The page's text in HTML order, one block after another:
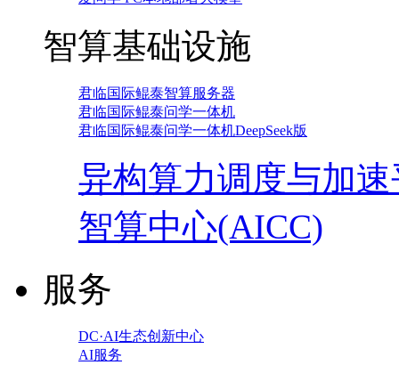
智算基础设施
君临国际鲲泰智算服务器
君临国际鲲泰问学一体机
君临国际鲲泰问学一体机DeepSeek版
异构算力调度与加
智算中心(AICC)
服务
DC·AI生态创新中心
AI服务